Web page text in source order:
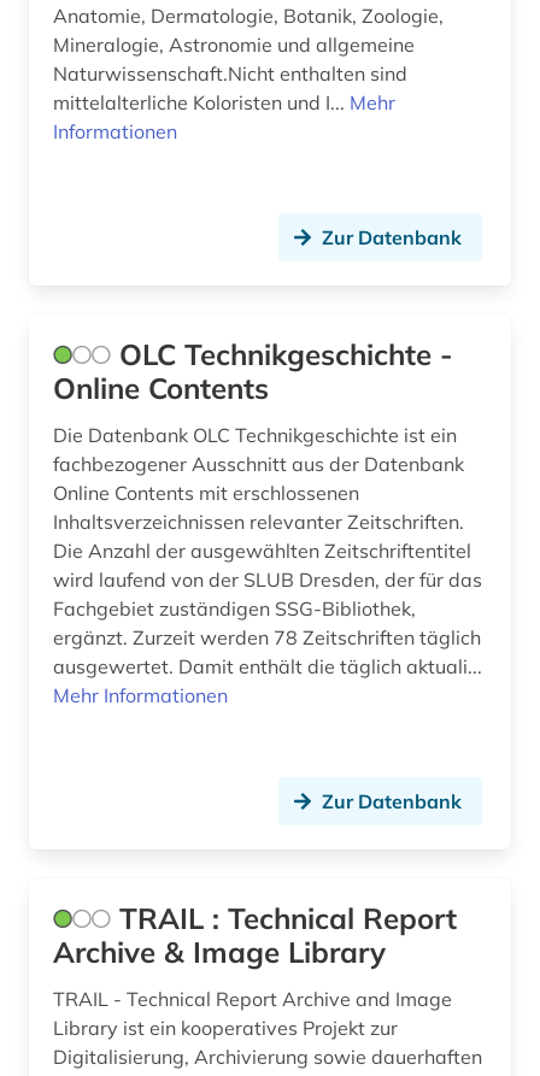
umweltwissenschaften (1)
unfall (1)
ungarn (1)
usa (6)
versorgungstechnik (1)
verzeichnis (1)
video (2)
volkskunde (1)
weltgeschichte (1)
werkstoff (1)
wirtschaft (3)
wirtschaftsinformatik (1)
wirtschaftswissenschaften (6)
wissenschaft (3)
Anatomie, Dermatologie, Botanik, Zoologie,
Mineralogie, Astronomie und allgemeine
Naturwissenschaft.Nicht enthalten sind
mittelalterliche Koloristen und I... Mehr
Informationen
Zur Datenbank
OLC Technikgeschichte -
Online Contents
Die Datenbank OLC Technikgeschichte ist ein
fachbezogener Ausschnitt aus der Datenbank
Online Contents mit erschlossenen
Inhaltsverzeichnissen relevanter Zeitschriften.
Die Anzahl der ausgewählten Zeitschriftentitel
wird laufend von der SLUB Dresden, der für das
Fachgebiet zuständigen SSG-Bibliothek,
ergänzt. Zurzeit werden 78 Zeitschriften täglich
ausgewertet. Damit enthält die täglich aktuali...
Mehr Informationen
Zur Datenbank
TRAIL : Technical Report
Archive & Image Library
TRAIL - Technical Report Archive and Image
Library ist ein kooperatives Projekt zur
Digitalisierung, Archivierung sowie dauerhaften